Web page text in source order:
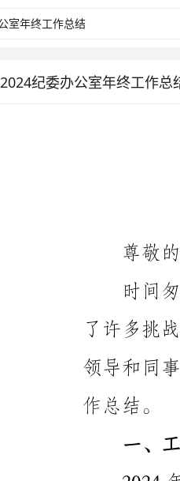
2024纪委办公室年终工作总
一、工作回顾